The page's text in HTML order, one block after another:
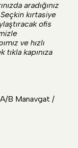
aradığınız
kırtasiye
ofis
ve hızlı
kapınıza
B Manavgat /